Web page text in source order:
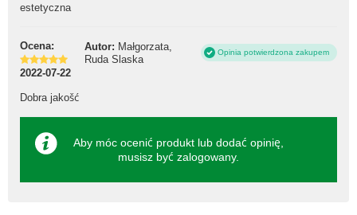
estetyczna
Ocena: Autor: Małgorzata,
Ruda Slaska
Opinia potwierdzona zakupem
2022-07-22
Dobra jakošć
Aby móc ocenić produkt lub dodać opinię,
musisz być zalogowany.